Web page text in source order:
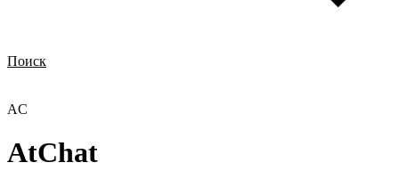
Поиск
AC
AtChat